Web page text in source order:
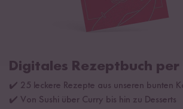
Digitales Rezeptbuch per
✔️ 25 leckere Rezepte aus unseren bunten
✔️ Von Sushi über Curry bis hin zu Desserts